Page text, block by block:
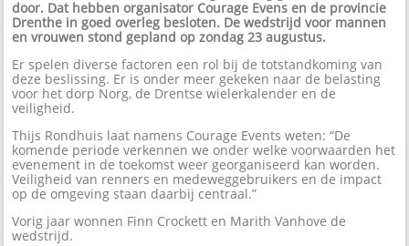
door. Dat hebben organisator Courage Evens en de provincie
Drenthe in goed overleg besloten. De wedstrijd voor mannen
en vrouwen stond gepland op zondag 23 augustus.
Er spelen diverse factoren een rol bij de totstandkoming van
deze beslissing. Er is onder meer gekeken naar de belasting
voor het dorp Norg, de Drentse wielerkalender en de
veiligheid.
Thijs Rondhuis laat namens Courage Events weten: “De
komende periode verkennen we onder welke voorwaarden het
evenement in de toekomst weer georganiseerd kan worden.
Veiligheid van renners en medeweggebruikers en de impact
op de omgeving staan daarbij centraal.”
Vorig jaar wonnen Finn Crockett en Marith Vanhove de
wedstrijd.